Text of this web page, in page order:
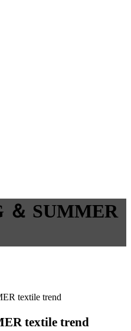
SUMMER
textile trend
textile trend